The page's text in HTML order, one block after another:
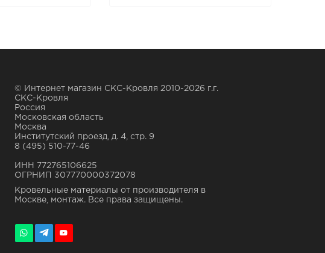
© Интернет магазин СКС-Кровля 2010-2026 г.г.
СКС-Кровля
Россия
Московская область
Москва
Институтский проезд, д. 4, стр. 9
8 (495) 510-77-46
ИНН 772765106625
ОГРНИП 307770000372078
Кровельные материалы от производителя в
Москве, монтаж. Все права защищены.